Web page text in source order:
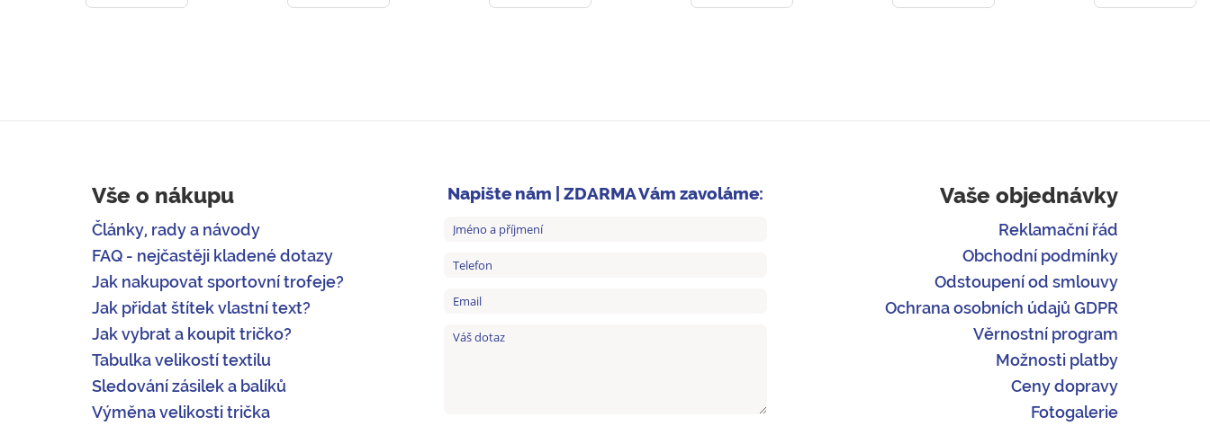
Vše o nákupu
Články, rady a návody
FAQ - nejčastěji kladené dotazy
Jak nakupovat sportovní trofeje?
Jak přidat štítek vlastní text?
Jak vybrat a koupit tričko?
Tabulka velikostí textilu
Sledování zásilek a balíků
Výměna velikosti trička
Napište nám | ZDARMA Vám zavoláme: Vaše objednávky
Reklamační řád
Obchodní podmínky
Odstoupení od smlouvy
Ochrana osobních údajů GDPR
Věrnostní program
Možnosti platby
Ceny dopravy
Fotogalerie